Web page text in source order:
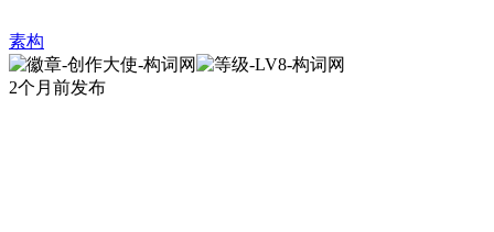
素构
2个月前发布